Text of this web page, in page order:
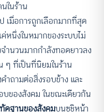
ในร้าน
เมื่อการถูกเลือกมากที่สุด
ค่หนึ่งในหมากของระบบไม่
ำนวนมากกำลังทอดยาวลง
ๆ ที่เป็นที่นิยมในร้าน
ำถามต่อสิ่งรอบข้าง และ
บของสังคม ในขณะเดียวกัน
ดฐานของสังคมบนซูชิหน้า